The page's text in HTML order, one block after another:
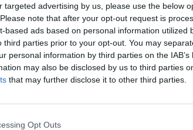
targeted advertising by us, please use the below
note that after your opt-out request is
based ads based on personal information utilized
third parties prior to your opt-out. You may
personal information by third parties on the IAB’s
may also be disclosed by us to third parties
that may further disclose it to other third parties.
Opt Outs